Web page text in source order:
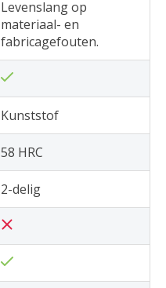
Levenslang op
materiaal- en
fabricagefouten.
Kunststof
58 HRC
2-delig